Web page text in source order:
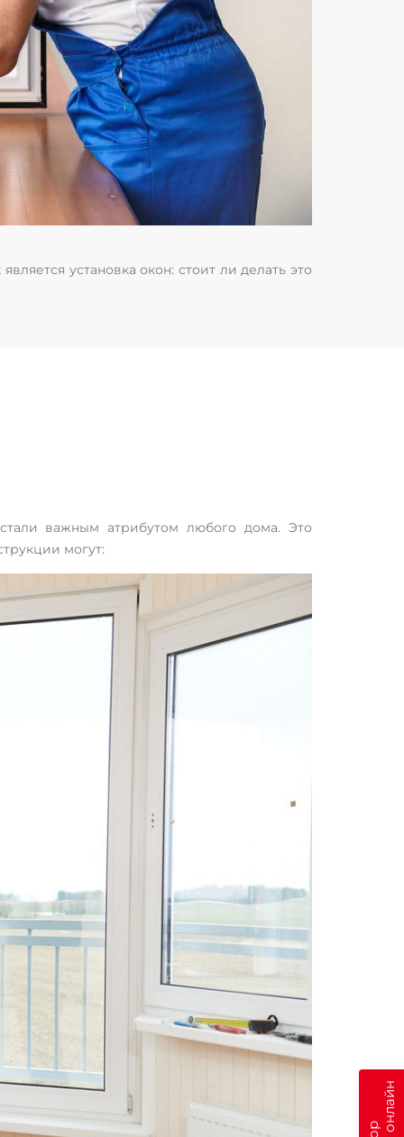
установка окон: стоит ли делать это
важным атрибутом любого дома. Это
могут: